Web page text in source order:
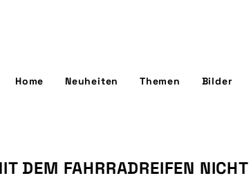
Home Neuheiten Themen Bilder
DEM FAHRRADREIFEN